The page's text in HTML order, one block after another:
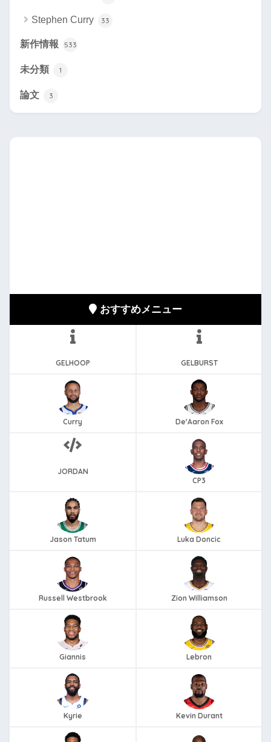
Stephen Curry 33
新作情報 533
未分類 1
論文 3
おすすめメニュー
GELHOOP GELBURST
Curry De'Aaron Fox
JORDAN
CP3
Jason Tatum Luka Doncic
Russell Westbrook Zion Williamson
Giannis Lebron
Kyrie Kevin Durant